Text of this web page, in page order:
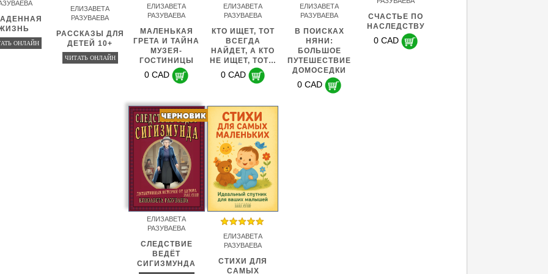
ОНЛАЙН
ЕЛИЗАВЕТА
РАЗУВАЕВА
РАССКАЗЫ ДЛЯ
ДЕТЕЙ 10+
ЧИТАТЬ ОНЛАЙН
ЕЛИЗАВЕТА
РАЗУВАЕВА
МАЛЕНЬКАЯ
ГРЕТА И ТАЙНА
МУЗЕЯ-
ГОСТИНИЦЫ
0 CAD
ЕЛИЗАВЕТА
РАЗУВАЕВА
КТО ИЩЕТ, ТОТ
ВСЕГДА
НАЙДЕТ, А КТО
НЕ ИЩЕТ, ТОТ…
0 CAD
ЕЛИЗАВЕТА
РАЗУВАЕВА
В ПОИСКАХ
НЯНИ:
БОЛЬШОЕ
ПУТЕШЕСТВИЕ
ДОМОСЕДКИ
0 CAD
СЧАСТЬЕ ПО
НАСЛЕДСТВУ
0 CAD
ЕЛИЗАВЕТА
РАЗУВАЕВА
СЛЕДСТВИЕ
ВЕДЁТ
СИГИЗМУНДА
ЕЛИЗАВЕТА
РАЗУВАЕВА
СТИХИ ДЛЯ
САМЫХ